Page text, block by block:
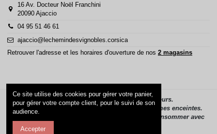
16 Av. Docteur Noël Franchini
20090 Ajaccio
04 95 51 46 61
ajaccio@lechemindesvignobles.corsica
Retrouver l'adresse et les horaires d'ouverture de nos 2 magasins
La vente d’alcool est interdite aux mineurs.
L’alcool ne doit pas être consommé par les femmes enceintes.
L’abus d’alcool est dangereux pour la santé, à consommer avec
Ce site utilise des cookies pour gérer votre panier,
pour gérer votre compte client, pour le suivi de son
audience.
Accepter